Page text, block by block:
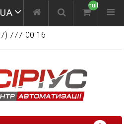
UA
null
777-00-16